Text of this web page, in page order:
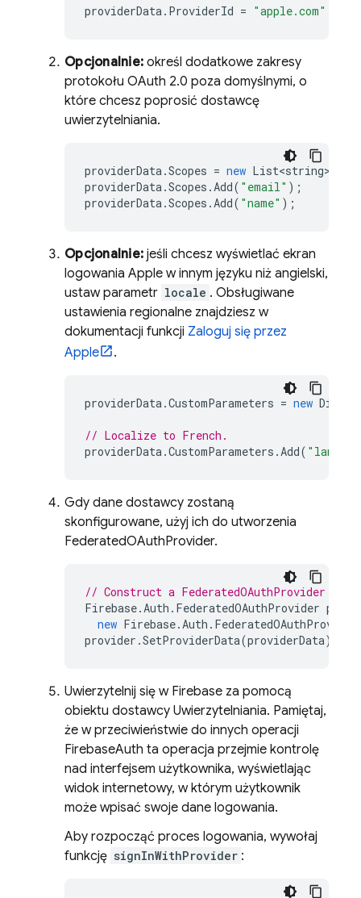
providerData. ProviderId = "apple.com"
Opcjonalnie: określ dodatkowe zakresy
protokołu OAuth 2.0 poza domyślnymi, o
które chcesz poprosić dostawcę
uwierzytelniania.
providerData.Scopes = new List<string>
providerData.Scopes .Add( "email" );
providerData.Scopes .Add( "name" );
Opcjonalnie: jeśli chcesz wyświetlać ekran
logowania Apple w innym języku niż angielski,
ustaw parametr locale . Obsługiwane
ustawienia regionalne znajdziesz w
dokumentacji funkcji Zaloguj się przez
Apple
.
providerData.CustomParameters = new
// Localize to French.
providerData.CustomParameters .Add(
Gdy dane dostawcy zostaną
skonfigurowane, użyj ich do utworzenia
FederatedOAuthProvider.
// Construct a FederatedOAuthProvider for
Firebase.Auth . FederatedOAuthProvider
new Firebase.Auth . FederatedOAuthProvider
provider .SetProviderData(providerData);
Uwierzytelnij się w Firebase za pomocą
obiektu dostawcy Uwierzytelniania. Pamiętaj,
że w przeciwieństwie do innych operacji
FirebaseAuth ta operacja przejmie kontrolę
nad interfejsem użytkownika, wyświetlając
widok internetowy, w którym użytkownik
może wpisać swoje dane logowania.
Aby rozpocząć proces logowania, wywołaj
funkcję signInWithProvider :